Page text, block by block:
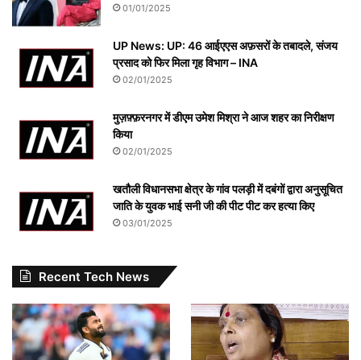
01/01/2025
UP News: UP: 46 आईएएस अफ़सरों के तबादले, संजय
प्रसाद को फिर मिला गृह विभाग – INA
02/01/2025
मुज़फ़्फ़रनगर में डीएम उमेश मिश्रा ने आज शहर का निरीक्षण
किया
02/01/2025
खतौली विधानसभा क्षेत्र के गांव पलड़ी में दबंगों द्वारा अनुसूचित
जाति के युवक भाई सनी जी की पीट पीट कर हत्या किए
03/01/2025
Recent Tech News